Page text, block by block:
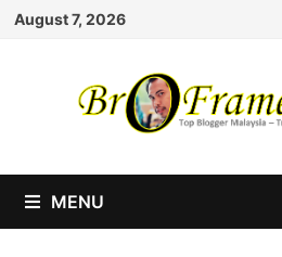
Skip
August 7, 2026
MENU